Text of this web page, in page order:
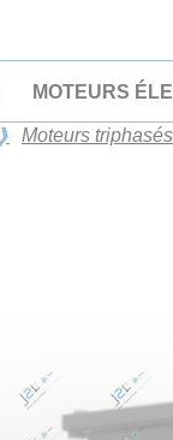
MOTEURS
Moteurs